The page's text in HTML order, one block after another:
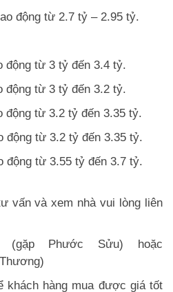
động từ 2.7 tỷ – 2.95 tỷ.
động từ 3 tỷ đến 3.4 tỷ.
động từ 3 tỷ đến 3.2 tỷ.
động từ 3.2 tỷ đến 3.35 tỷ.
động từ 3.2 tỷ đến 3.35 tỷ.
động từ 3.55 tỷ đến 3.7 tỷ.
vấn và xem nhà vui lòng liên
(gặp Phước Sửu) hoặc
khách hàng mua được giá tốt